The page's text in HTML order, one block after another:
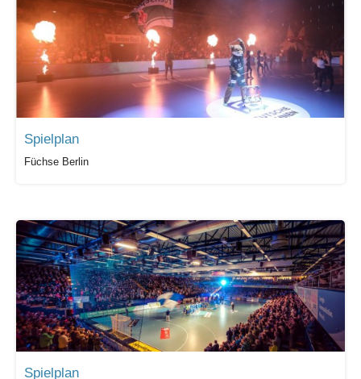
Spielplan
Füchse Berlin
Spielplan